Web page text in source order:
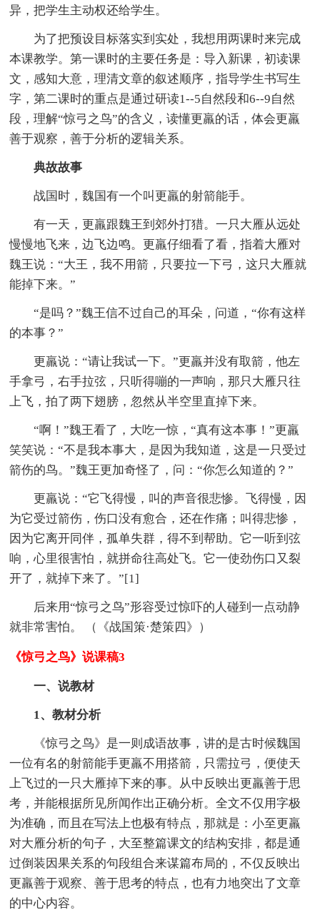
异，把学生主动权还给学生。
为了把预设目标落实到实处，我想用两课时来完成
本课教学。第一课时的主要任务是：导入新课，初读课
文，感知大意，理清文章的叙述顺序，指导学生书写生
字，第二课时的重点是通过研读1--5自然段和6--9自然
段，理解“惊弓之鸟”的含义，读懂更羸的话，体会更羸
善于观察，善于分析的逻辑关系。
典故故事
战国时，魏国有一个叫更羸的射箭能手。
有一天，更羸跟魏王到郊外打猎。一只大雁从远处
慢慢地飞来，边飞边鸣。更羸仔细看了看，指着大雁对
魏王说：“大王，我不用箭，只要拉一下弓，这只大雁就
能掉下来。”
“是吗？”魏王信不过自己的耳朵，问道，“你有这样
的本事？”
更羸说：“请让我试一下。”更羸并没有取箭，他左
手拿弓，右手拉弦，只听得嘣的一声响，那只大雁只往
上飞，拍了两下翅膀，忽然从半空里直掉下来。
“啊！”魏王看了，大吃一惊，“真有这本事！”更羸
笑笑说：“不是我本事大，是因为我知道，这是一只受过
箭伤的鸟。”魏王更加奇怪了，问：“你怎么知道的？”
更羸说：“它飞得慢，叫的声音很悲惨。飞得慢，因
为它受过箭伤，伤口没有愈合，还在作痛；叫得悲惨，
因为它离开同伴，孤单失群，得不到帮助。它一听到弦
响，心里很害怕，就拼命往高处飞。它一使劲伤口又裂
开了，就掉下来了。”[1]
后来用“惊弓之鸟”形容受过惊吓的人碰到一点动静
就非常害怕。 （《战国策·楚策四》）
《惊弓之鸟》说课稿3
一、说教材
1、教材分析
《惊弓之鸟》是一则成语故事，讲的是古时候魏国
一位有名的射箭能手更羸不用搭箭，只需拉弓，便使天
上飞过的一只大雁掉下来的事。从中反映出更羸善于思
考，并能根据所见所闻作出正确分析。全文不仅用字极
为准确，而且在写法上也极有特点，那就是：小至更羸
对大雁分析的句子，大至整篇课文的结构安排，都是通
过倒装因果关系的句段组合来谋篇布局的，不仅反映出
更羸善于观察、善于思考的特点，也有力地突出了文章
的中心内容。